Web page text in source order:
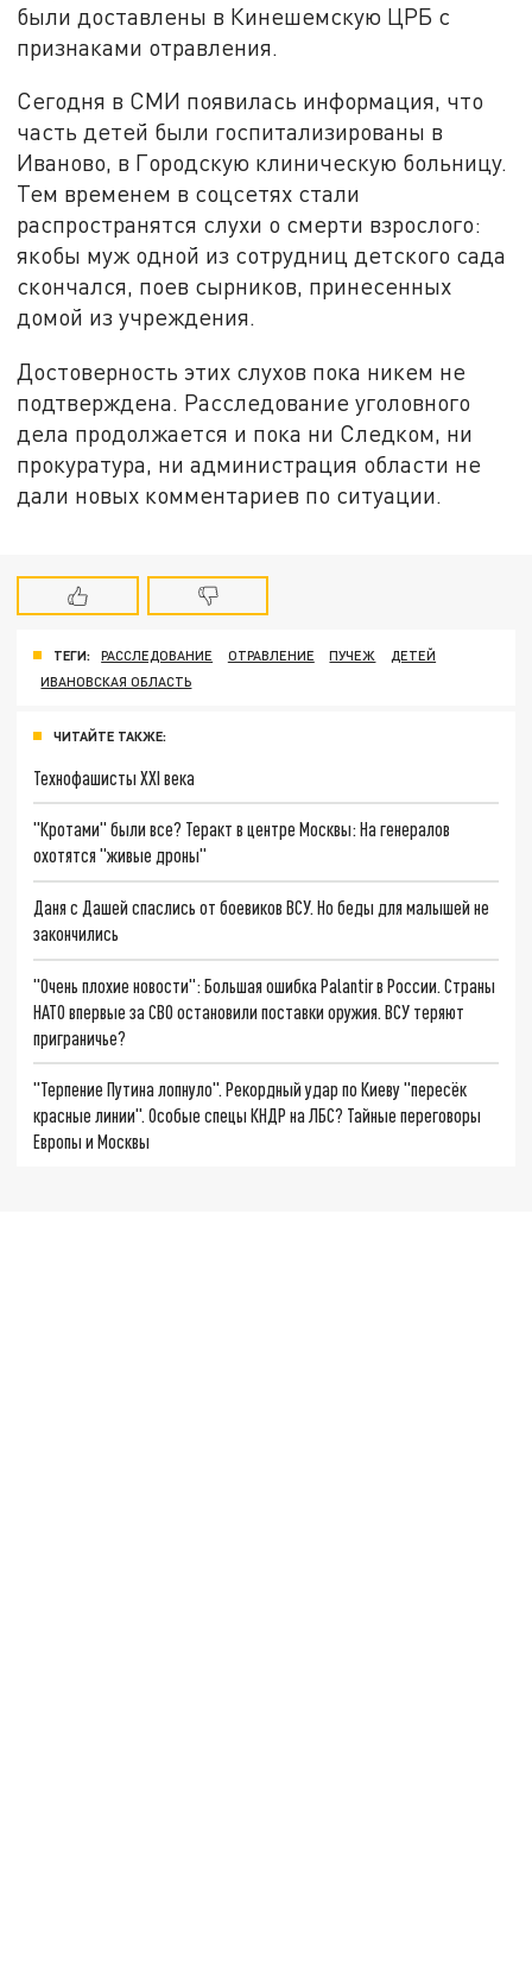
были доставлены в Кинешемскую ЦРБ с
признаками отравления.
Сегодня в СМИ появилась информация, что
часть детей были госпитализированы в
Иваново, в Городскую клиническую больницу.
Тем временем в соцсетях стали
распространятся слухи о смерти взрослого:
якобы муж одной из сотрудниц детского сада
скончался, поев сырников, принесенных
домой из учреждения.
Достоверность этих слухов пока никем не
подтверждена. Расследование уголовного
дела продолжается и пока ни Следком, ни
прокуратура, ни администрация области не
дали новых комментариев по ситуации.
ТЕГИ: РАССЛЕДОВАНИЕ ОТРАВЛЕНИЕ ПУЧЕЖ
ДЕТЕЙ
ИВАНОВСКАЯ ОБЛАСТЬ
ЧИТАЙТЕ ТАКЖЕ:
Технофашисты XXI века
"Кротами" были все? Теракт в центре Москвы: На генералов
охотятся "живые дроны"
Даня с Дашей спаслись от боевиков ВСУ. Но беды для малышей не
закончились
"Очень плохие новости": Большая ошибка Palantir в России. Страны
НАТО впервые за СВО остановили поставки оружия. ВСУ теряют
приграничье?
"Терпение Путина лопнуло". Рекордный удар по Киеву "пересёк
красные линии". Особые спецы КНДР на ЛБС? Тайные переговоры
Европы и Москвы